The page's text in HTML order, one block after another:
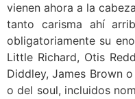
vienen ahora a la
tanto carisma ahí
obligatoriamente su
Little Richard, Otis
Diddley, James Brown
o del soul, incluidos